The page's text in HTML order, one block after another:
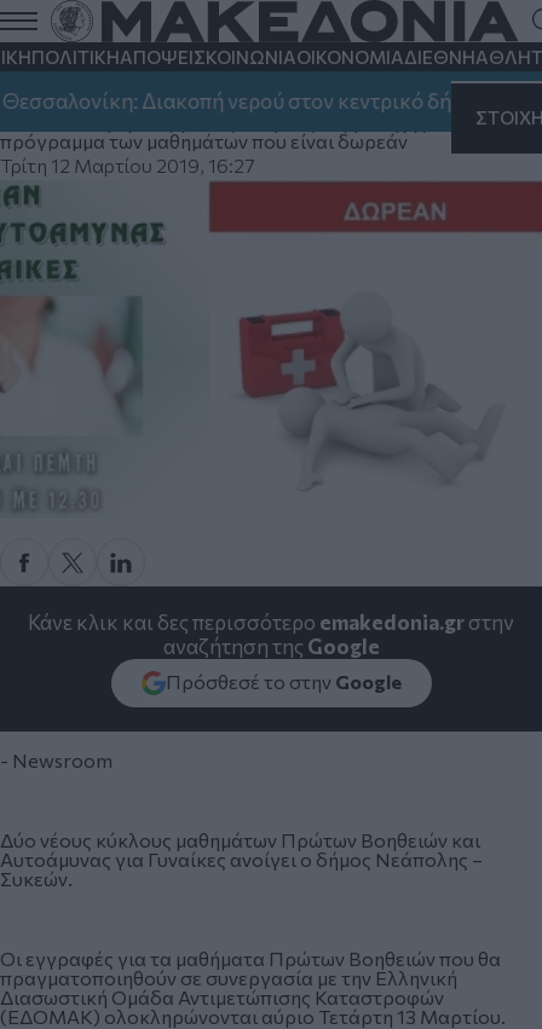
ΠΟΛΙΤΙΚΗΑΠΟΨΕΙΣΚΟΙΝΩΝΙΑΟΙΚΟΝΟΜΙΑΔΙΕΘΝΗ
Διακοπή νερού στον κεντρικό δήμο, στην
Μαθήματα Πρώτων Βοηθειών και
Αυτοάμυνας για γυναίκες στο δήμο
Νεάπολης - Συκεών
Δείτε λεπτομέρειες για τις αιτήσεις συμμετοχής και το
πρόγραμμα των μαθημάτων που είναι δωρεάν
Τρίτη 12 Μαρτίου 2019, 16:27
Κάνε κλικ και δες περισσότερο emakedonia.grστην
αναζήτηση της Google
Πρόσθεσέ το στην Google
- Newsroom
Δύο νέους κύκλους μαθημάτων Πρώτων Βοηθειών και
Αυτοάμυνας για Γυναίκες ανοίγει ο δήμος Νεάπολης –
Συκεών.
Οι εγγραφές για τα μαθήματα Πρώτων Βοηθειών που θα
πραγματοποιηθούν σε συνεργασία με την Ελληνική
Διασωστική Ομάδα Αντιμετώπισης Καταστροφών
(ΕΔΟΜΑΚ) ολοκληρώνονται αύριο Τετάρτη 13 Μαρτίου.